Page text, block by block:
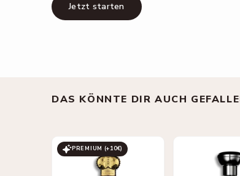
Jetzt starten
DAS KÖNNTE DIR AUCH
PREMIUM (+10€)